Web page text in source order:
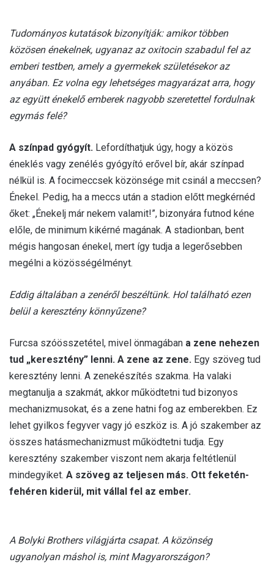
Tudományos kutatások bizonyítják: amikor többen
közösen énekelnek, ugyanaz az oxitocin szabadul fel az
emberi testben, amely a gyermekek születésekor az
anyában. Ez volna egy lehetséges magyarázat arra, hogy
az együtt énekelő emberek nagyobb szeretettel fordulnak
egymás felé?
A színpad gyógyít. Lefordíthatjuk úgy, hogy a közös
éneklés vagy zenélés gyógyító erővel bír, akár színpad
nélkül is. A focimeccsek közönsége mit csinál a meccsen?
Énekel. Pedig, ha a meccs után a stadion előtt megkérnéd
őket: „Énekelj már nekem valamit!”, bizonyára futnod kéne
előle, de minimum kikérné magának. A stadionban, bent
mégis hangosan énekel, mert így tudja a legerősebben
megélni a közösségélményt.
Eddig általában a zenéről beszéltünk. Hol található ezen
belül a keresztény könnyűzene?
Furcsa szóösszetétel, mivel önmagában a zene nehezen
tud „keresztény” lenni. A zene az zene. Egy szöveg tud
keresztény lenni. A zenekészítés szakma. Ha valaki
megtanulja a szakmát, akkor működtetni tud bizonyos
mechanizmusokat, és a zene hatni fog az emberekben. Ez
lehet gyilkos fegyver vagy jó eszköz is. A jó szakember az
összes hatásmechanizmust működtetni tudja. Egy
keresztény szakember viszont nem akarja feltétlenül
mindegyiket. A szöveg az teljesen más. Ott feketén-
fehéren kiderül, mit vállal fel az ember.
A Bolyki Brothers világjárta csapat. A közönség
ugyanolyan máshol is, mint Magyarországon?